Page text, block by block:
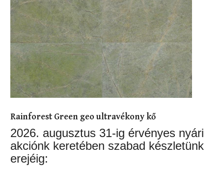
Rainforest Green geo ultravékony kő
2026. augusztus 31-ig érvényes nyári
akciónk keretében szabad készletünk
erejéig: